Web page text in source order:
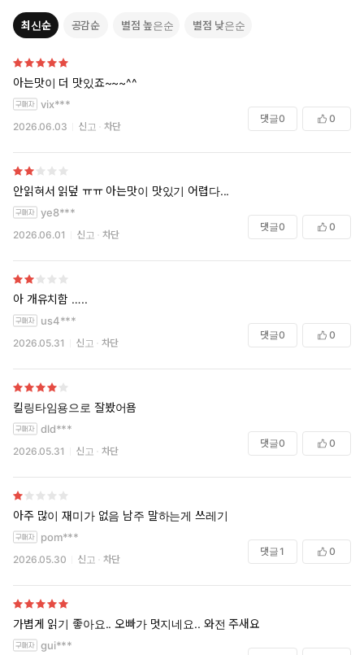
최신순 공감순 별점 높은순 별점 낮은순
아는맛이 더 맛있죠~~~^^
vix***
2026.06.03 신고 차단
댓글0 0
안읽혀서 읽덮 ㅠㅠ 아는맛이 맛있기 어렵다...
ye8***
2026.06.01 신고 차단
댓글0 0
아 개유치함 …..
us4***
2026.05.31 신고 차단
댓글0 0
킬링타임용으로 잘봤어욤
dld***
2026.05.31 신고 차단
댓글0 0
아주 많이 재미가 없음 남주 말하는게 쓰레기
pom***
2026.05.30 신고 차단
댓글 1 0
가볍게 읽기 좋아요.. 오빠가 멋지네요.. 와전 주새요
gui***